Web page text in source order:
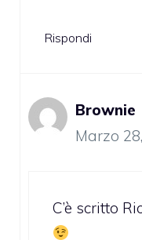
Rispondi
Brownie
Marzo
C’è scritto